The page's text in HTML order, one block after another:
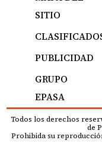
SITIO
PUBLICIDAD
GRUPO
EPASA
Todos los derechos
de
Prohibida su